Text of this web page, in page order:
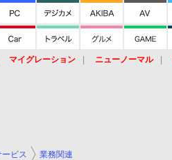
マイグレーション ニューノーマル
ービス 業務関連